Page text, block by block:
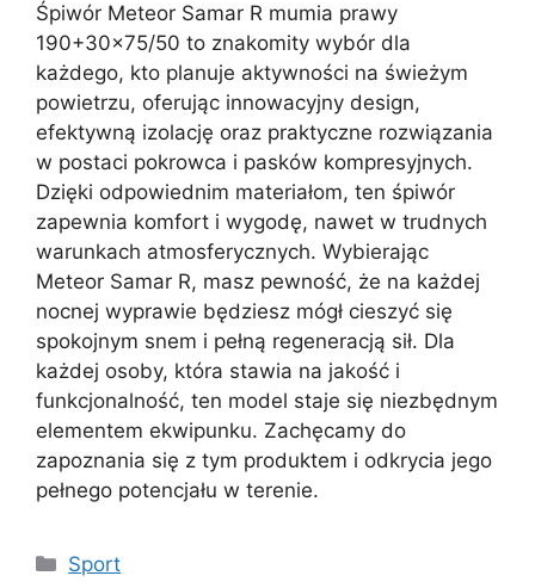
Śpiwór Meteor Samar R mumia prawy
190+30×75/50 to znakomity wybór dla
każdego, kto planuje aktywności na świeżym
powietrzu, oferując innowacyjny design,
efektywną izolację oraz praktyczne rozwiązania
w postaci pokrowca i pasków kompresyjnych.
Dzięki odpowiednim materiałom, ten śpiwór
zapewnia komfort i wygodę, nawet w trudnych
warunkach atmosferycznych. Wybierając
Meteor Samar R, masz pewność, że na każdej
nocnej wyprawie będziesz mógł cieszyć się
spokojnym snem i pełną regeneracją sił. Dla
każdej osoby, która stawia na jakość i
funkcjonalność, ten model staje się niezbędnym
elementem ekwipunku. Zachęcamy do
zapoznania się z tym produktem i odkrycia jego
pełnego potencjału w terenie.
Kategorie
Sport